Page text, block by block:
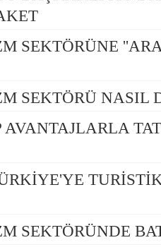
SEKTÖRÜNE
SEKTÖRÜ NASIL
AVANTAJLARLA
SEKTÖRÜNDE